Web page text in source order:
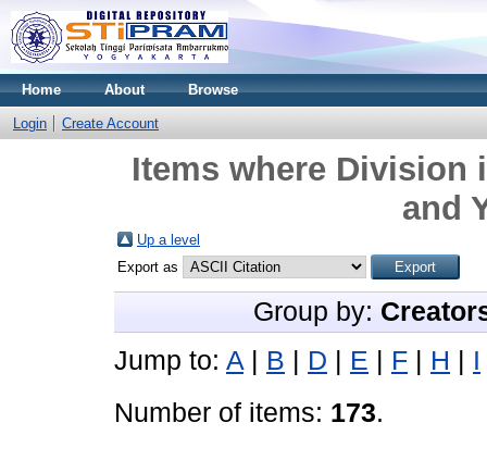
Home About Browse
Login Create Account
Items where Division
and
Up a level
Export as
Group by:
Jump to: A B D E F H I
Number of items: 173.